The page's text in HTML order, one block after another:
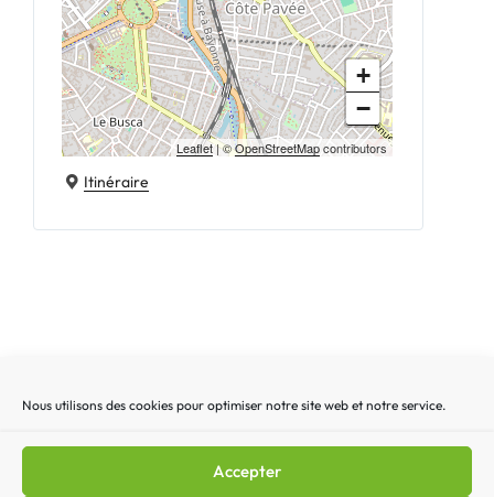
Nous utilisons des cookies pour optimiser notre site web et notre service.
Accepter
+
−
Leaflet| ©OpenStreetMapcontributors
Itinéraire
Recherche